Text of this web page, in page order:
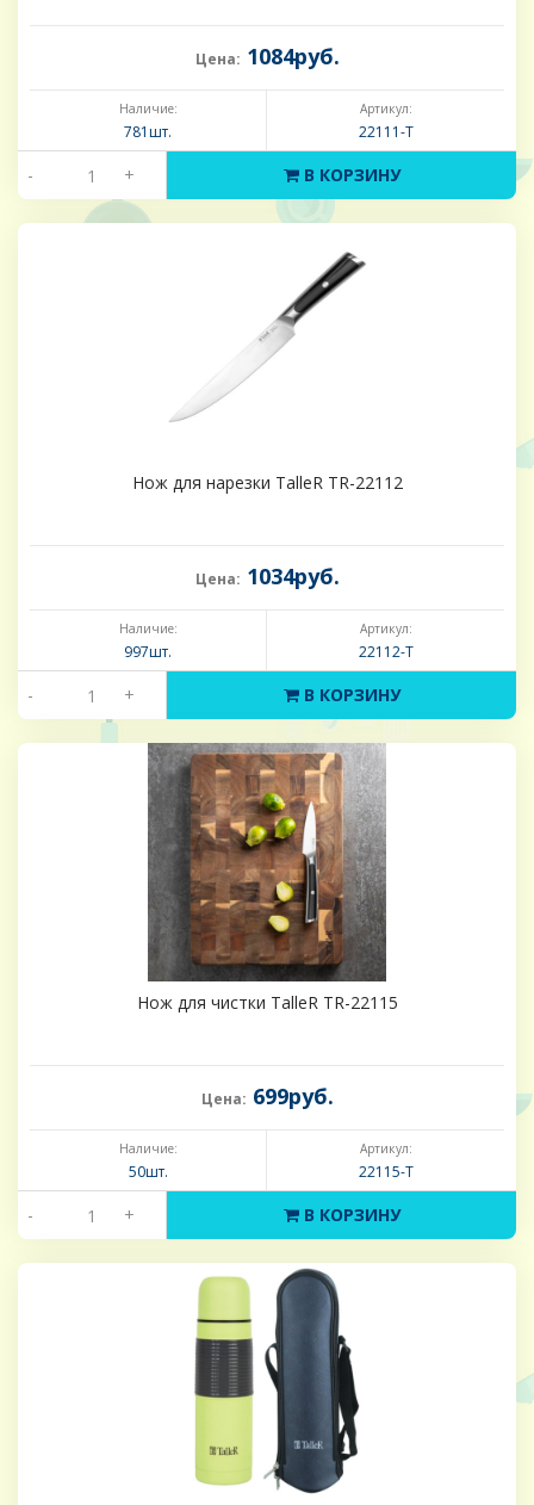
Цена: 1084руб.
Наличие:
781шт.
Артикул:
22111-Т
- + В КОРЗИНУ
Нож для нарезки TalleR TR-22112
Цена: 1034руб.
Наличие:
997шт.
Артикул:
22112-Т
- + В КОРЗИНУ
Нож для чистки TalleR TR-22115
Цена: 699руб.
Наличие:
50шт.
Артикул:
22115-Т
- + В КОРЗИНУ